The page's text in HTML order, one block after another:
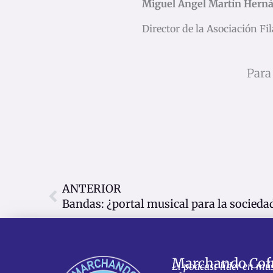
Miguel Ángel Martín
Director de la Asociación
AntANTERIOR
Bandas: ¿portal musical para la
Marchando
El podcast líder en